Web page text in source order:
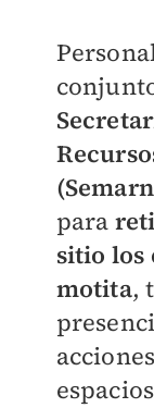
para
sitio los
motita,